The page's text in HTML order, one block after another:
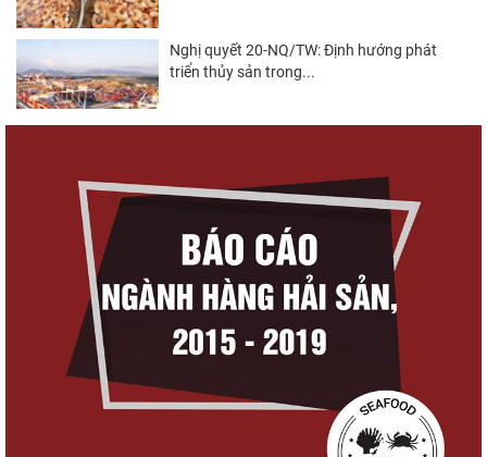
Nghị quyết 20-NQ/TW: Định hướng phát
triển thủy sản trong...
(sửa đổi)
Thuế Mục 301 và bài toán thích ứng của
tôm Việt tại thị...
Xuất khẩu cá tra sang CPTPP: Mở rộng cơ